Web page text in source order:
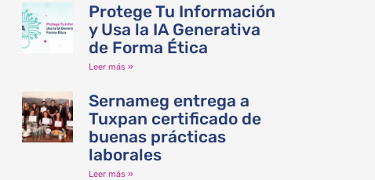
Protege Tu Información
y Usa la IA Generativa
de Forma Ética
Leer más »
Sernameg entrega a
Tuxpan certificado de
buenas prácticas
laborales
Leer más »